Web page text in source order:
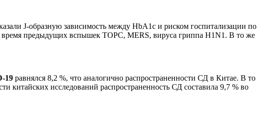
J-образную зависимость между HbA1c и риском госпитализации по
предыдущих вспышек ТОРС, MERS, вируса гриппа H1N1. В то же
19 равнялся 8,2 %, что аналогично распространенности СД в Китае. В то
китайских исследований распространенность СД составила 9,7 % во